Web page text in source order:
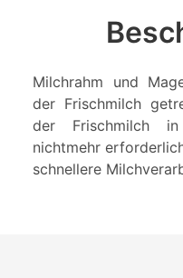
Milchrahm und
der Frischmilch
der Frischmilch
nichtmehr
schnellere